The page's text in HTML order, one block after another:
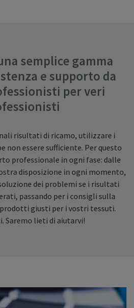
semplice gamma
e supporto da
per veri
risultati di ricamo, utilizzare i
essere sufficiente. Per questo
professionale in ogni fase: dalle
disposizione in ogni momento,
dei problemi se i risultati
passando per i consigli sulla
giusti per i vostri tessuti.
Saremo lieti di aiutarvi!